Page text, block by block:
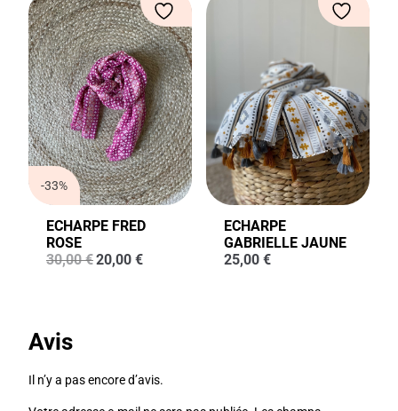
-33%
ECHARPE FRED
ROSE
30,00€Le
20,00 €Le
ECHARPE
GABRIELLE JAUNE
25,00 €
Avis
Il n’y a pas encore d’avis.